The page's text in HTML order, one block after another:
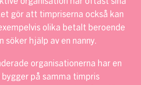
gör att timpriserna också kan
olika betalt beroende
söker hjälp av en nanny.
organisationerna har en
bygger på samma timpris